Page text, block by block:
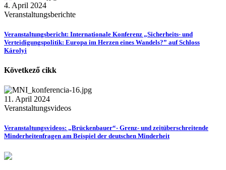
4. April 2024
Veranstaltungsberichte
Veranstaltungsbericht: Internationale Konferenz „Sicherheits- und
Verteidigungspolitik: Europa im Herzen eines Wandels?” auf Schloss
Károlyi
Következő cikk
11. April 2024
Veranstaltungsvideos
Veranstaltungsvideos: „Brückenbauer“- Grenz- und zeitüberschreitende
Minderheitenfragen am Beispiel der deutschen Minderheit